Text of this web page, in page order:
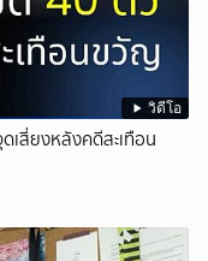
วิดีโอ
สี่ยงหลังคดีสะเทือน